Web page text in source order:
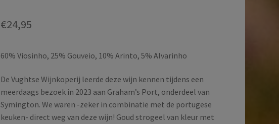
€24,95
60% Viosinho, 25% Gouveio, 10% Arinto, 5% Alvarinho
De Vughtse Wijnkoperij leerde deze wijn kennen tijdens een
meerdaags bezoek in 2023 aan Graham’s Port, onderdeel van
Symington. We waren -zeker in combinatie met de portugese
keuken- direct weg van deze wijn! Goud strogeel van kleur met